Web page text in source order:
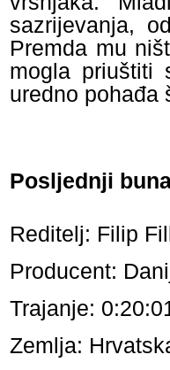
sazrijevanja,
Premda mu
mogla priuštiti
uredno pohađa
Posljednji
Reditelj: Filip
Producent:
Trajanje:
Zemlja: